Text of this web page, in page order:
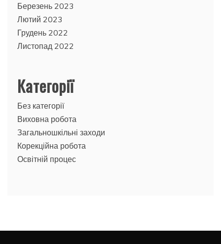
Березень 2023
Лютий 2023
Грудень 2022
Листопад 2022
Категорії
Без категорії
Виховна робота
Загальношкільні заходи
Корекційна робота
Освітній процес